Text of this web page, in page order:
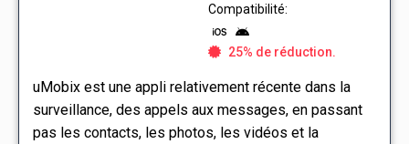
Compatibilité:
25% de réduction.
uMobix est une appli relativement récente dans la
surveillance, des appels aux messages, en passant
pas les contacts, les photos, les vidéos et la